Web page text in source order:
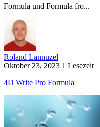
Formula und Formula fro...
Roland Lannuzel
Oktober 23, 2023 1 Lesezeit
4D Write Pro Formula